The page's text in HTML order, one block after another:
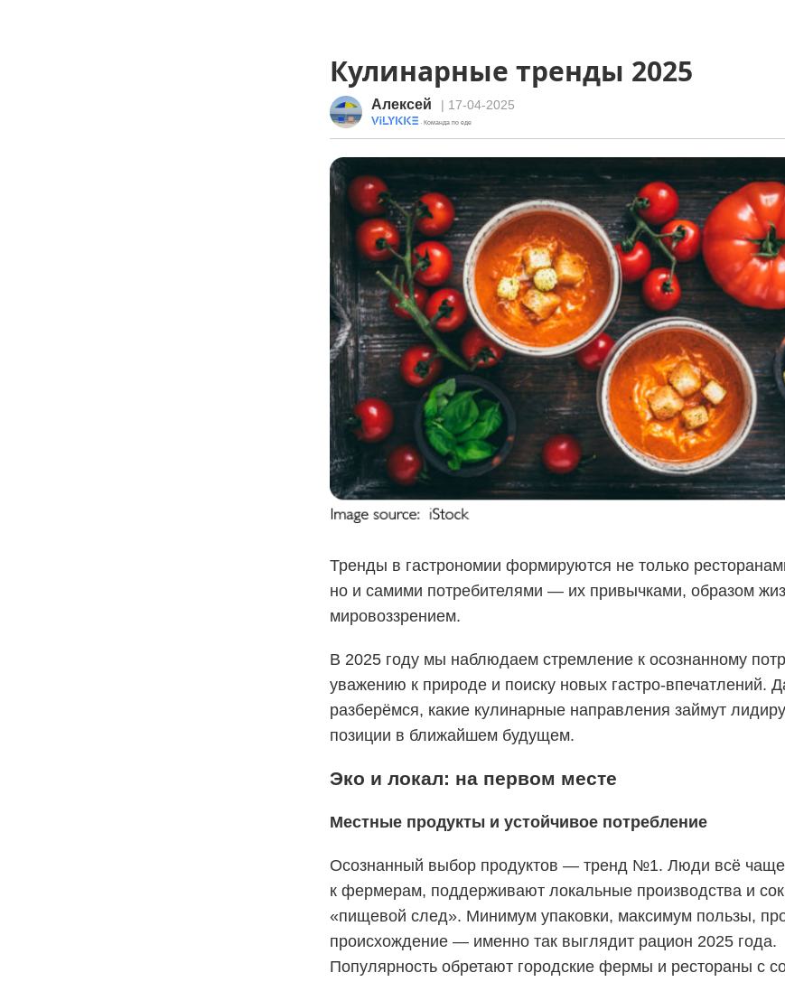
Кулинарные тренды 2025
Алексей | 17-04-2025
· Команда по еде
Тренды в гастрономии формируются не только
но и самими потребителями — их привычками, образом
мировоззрением.
В 2025 году мы наблюдаем стремление к осознанному
уважению к природе и поиску новых гастро-впечатлений.
разберёмся, какие кулинарные направления займут
позиции в ближайшем будущем.
Эко и локал: на первом месте
Местные продукты и устойчивое потребление
Осознанный выбор продуктов — тренд №1. Люди всё
к фермерам, поддерживают локальные производства и
«пищевой след». Минимум упаковки, максимум пользы,
происхождение — именно так выглядит рацион 2025 года.
Популярность обретают городские фермы и рестораны с